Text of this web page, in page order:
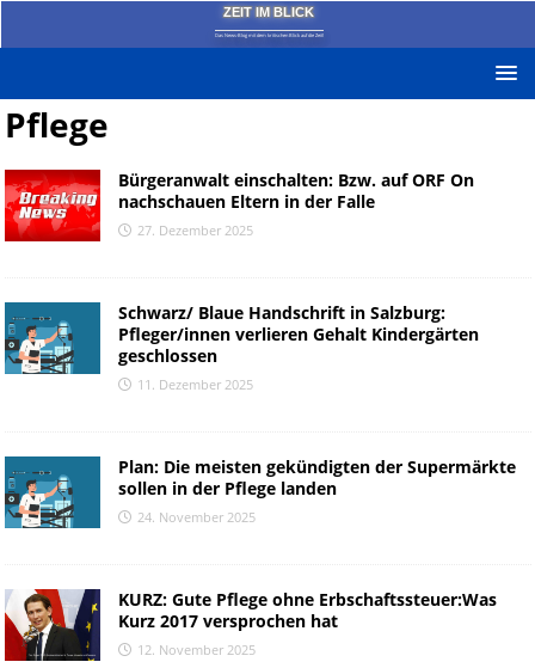
ZEIT IM BLICK
Das News-Blog mit dem kritischen Blick auf die Zeit!
Pflege
Bürgeranwalt einschalten: Bzw. auf ORF On
nachschauen Eltern in der Falle
27. Dezember 2025
Schwarz/ Blaue Handschrift in Salzburg:
Pfleger/innen verlieren Gehalt Kindergärten
geschlossen
11. Dezember 2025
Plan: Die meisten gekündigten der Supermärkte
sollen in der Pflege landen
24. November 2025
KURZ: Gute Pflege ohne Erbschaftssteuer:Was
Kurz 2017 versprochen hat
12. November 2025